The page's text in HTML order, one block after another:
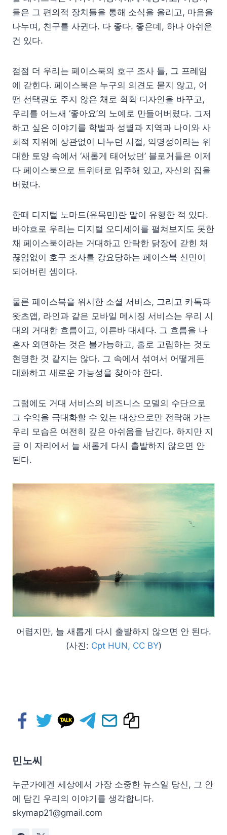
들은 그 편의적 장치들을 통해 소식을 올리고, 마음을
나누며, 친구를 사귄다. 다 좋다. 좋은데, 하나 아쉬운
건 있다.
점점 더 우리는 페이스북의 호구 조사 틀, 그 프레임
에 갇힌다. 페이스북은 누구의 의견도 묻지 않고, 어
떤 선택권도 주지 않은 채로 휙휙 디자인을 바꾸고,
우리를 어느새 ‘좋아요’의 노예로 만들어버렸다. 그저
하고 싶은 이야기를 학벌과 성별과 지역과 나이와 사
회적 지위에 상관없이 나누던 시절, 익명성이라는 위
대한 토양 속에서 ‘새롭게 태어났던’ 블로거들은 이제
다 페이스북으로 트위터로 입주해 있고, 자신의 집을
버렸다.
한때 디지털 노마드(유목민)란 말이 유행한 적 있다.
바야흐로 우리는 디지털 오디세이를 펼쳐보지도 못한
채 페이스북이라는 거대하고 안락한 닭장에 갇힌 채
끊임없이 호구 조사를 강요당하는 페이스북 신민이
되어버린 셈이다.
물론 페이스북을 위시한 소셜 서비스, 그리고 카톡과
왓츠앱, 라인과 같은 모바일 메시징 서비스는 우리 시
대의 거대한 흐름이고, 이른바 대세다. 그 흐름을 나
혼자 외면하는 것은 불가능하고, 홀로 고립하는 것도
현명한 것 같지는 않다. 그 속에서 섞여서 어떻게든
대화하고 새로운 가능성을 찾아야 한다.
그럼에도 거대 서비스의 비즈니스 모델의 수단으로
그 수익을 극대화할 수 있는 대상으로만 전락해 가는
우리 모습은 여전히 깊은 아쉬움을 남긴다. 하지만 지
금 이 자리에서 늘 새롭게 다시 출발하지 않으면 안
된다.
어렵지만, 늘 새롭게 다시 출발하지 않으면 안 된다.
(사진: Cpt HUN, CC BY)
민노씨
누군가에겐 세상에서 가장 소중한 뉴스일 당신, 그 안
에 담긴 우리의 이야기를 생각합니다.
skymap21@gmail.com